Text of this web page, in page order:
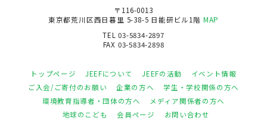
〒116-0013
東京都荒川区西日暮里 5-38-5 日能研ビル1階 MAP
TEL 03-5834-2897
FAX 03-5834-2898
トップページ JEEFについて JEEFの活動
イベント情報
ご入会/ご寄付のお願い
企業の方へ
学生・学校関係の方へ
環境教育指導者・団体の方へ
メディア関係者の方へ
地球のこども
会員ページ お問い合わせ